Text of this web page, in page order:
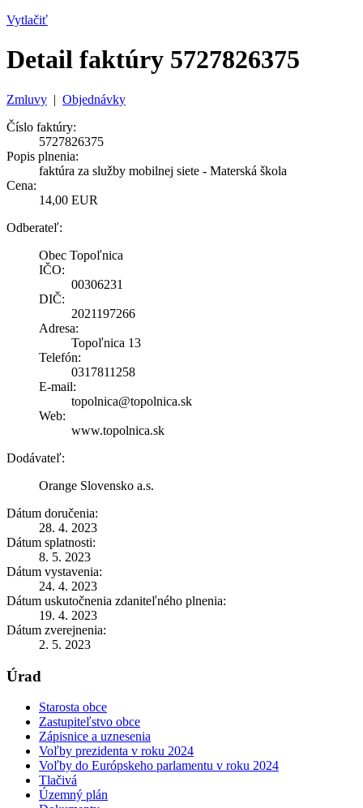
Vytlačiť
Detail faktúry 5727826375
Zmluvy | Objednávky
Číslo faktúry:
5727826375
Popis plnenia:
faktúra za služby mobilnej siete - Materská škola
Cena:
14,00 EUR
Odberateľ:
Obec Topoľnica
IČO:
00306231
DIČ:
2021197266
Adresa:
Topoľnica 13
Telefón:
0317811258
E-mail:
topolnica@topolnica.sk
Web:
www.topolnica.sk
Dodávateľ:
Orange Slovensko a.s.
Dátum doručenia:
28. 4. 2023
Dátum splatnosti:
8. 5. 2023
Dátum vystavenia:
24. 4. 2023
Dátum uskutočnenia zdaniteľného plnenia:
19. 4. 2023
Dátum zverejnenia:
2. 5. 2023
Úrad
Starosta obce
Zastupiteľstvo obce
Zápisnice a uznesenia
Voľby prezidenta v roku 2024
Voľby do Európskeho parlamentu v roku 2024
Tlačivá
Územný plán